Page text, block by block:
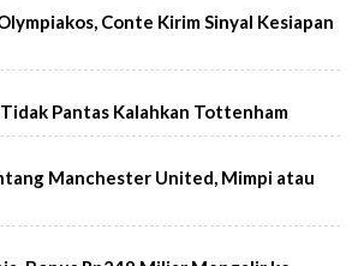
Conte Kirim Sinyal Kesiapan
Pantas Kalahkan Tottenham
Manchester United, Mimpi atau